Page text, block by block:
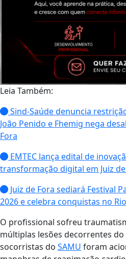
Leia Também:
Sind-Saúde denuncia
João Penido e Fhemig nega
Fora
EMTEC lança edital de
transformação digital em Juiz
Juiz de Fora sediará Festival
2026 e celebra conquistas no
O profissional sofreu
múltiplas lesões decorrentes
socorristas do SAMU foram